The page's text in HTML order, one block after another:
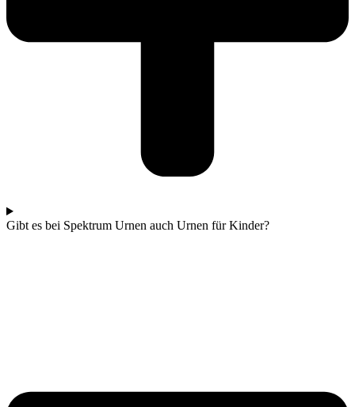
Gibt es bei Spektrum Urnen auch Urnen für Kinder?